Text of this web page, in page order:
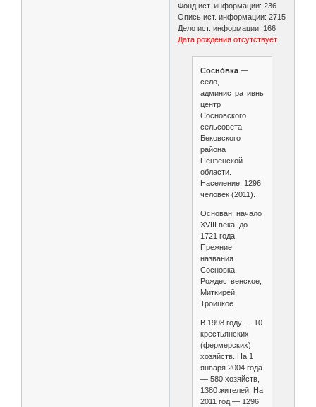
Фонд ист. информации: 236
Опись ист. информации: 2715
Дело ист. информации: 166
Дата рождения отсутствует.
Сосно́вка —
село,
административный
центр
Сосновского
сельсовета
Бековского
района
Пензенской
области.
Население: 1296
человек (2011).
Основан: начало
XVIII века, до
1721 года.
Прежние
названия
Сосновка,
Рождественское,
Миткирей,
Троицкое.
В 1998 году — 10
крестьянских
(фермерских)
хозяйств. На 1
января 2004 года
— 580 хозяйств,
1380 жителей. На
2011 год — 1296